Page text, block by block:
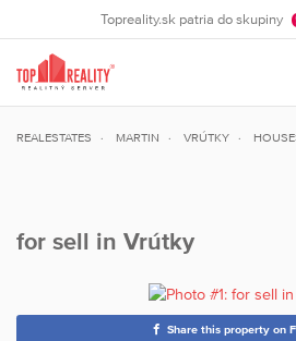
Topreality.sk patria do skupiny
REALESTATES MARTIN VRÚTKY
for sell in Vrútky
Share this property on